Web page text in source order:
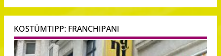
KOSTÜMTIPP: FRANCHIPANI